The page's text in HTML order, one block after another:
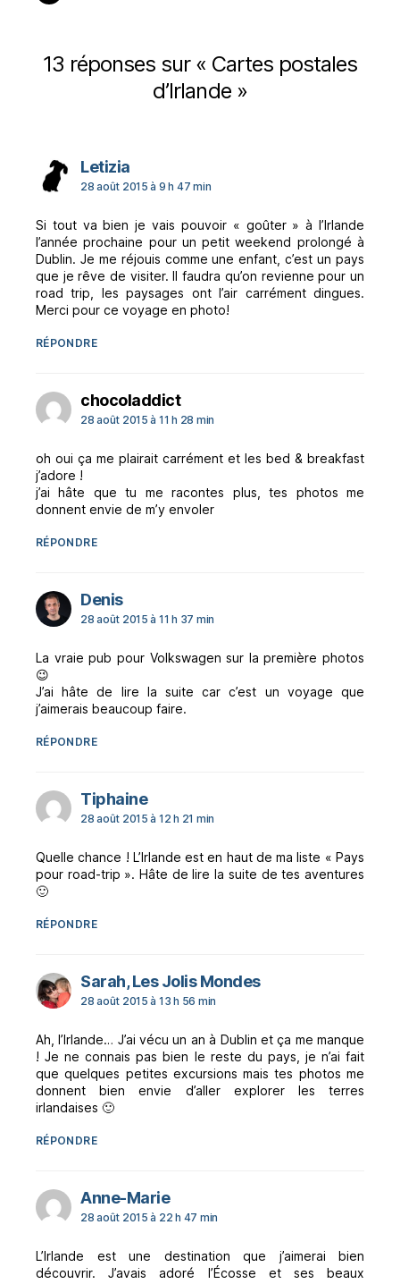
13 réponses sur « Cartes postales
d’Irlande »
Letiziadit :
28 août 2015 à 9 h 47 min
Si tout va bien je vais pouvoir « goûter » à l’Irlande
l’année prochaine pour un petit weekend prolongé à
Dublin. Je me réjouis comme une enfant, c’est un pays
que je rêve de visiter. Il faudra qu’on revienne pour un
road trip, les paysages ont l’air carrément dingues.
Merci pour ce voyage en photo!
RÉPONDRE
chocoladdictdit :
28 août 2015 à 11 h 28 min
oh oui ça me plairait carrément et les bed & breakfast
j’adore !
j’ai hâte que tu me racontes plus, tes photos me
donnent envie de m’y envoler
RÉPONDRE
Denisdit :
28 août 2015 à 11 h 37 min
La vraie pub pour Volkswagen sur la première photos
😉
J’ai hâte de lire la suite car c’est un voyage que
j’aimerais beaucoup faire.
RÉPONDRE
Tiphainedit :
28 août 2015 à 12 h 21 min
Quelle chance ! L’Irlande est en haut de ma liste « Pays
pour road-trip ». Hâte de lire la suite de tes aventures
🙂
RÉPONDRE
Sarah, Les Jolis Mondesdit :
28 août 2015 à 13 h 56 min
Ah, l’Irlande… J’ai vécu un an à Dublin et ça me manque
! Je ne connais pas bien le reste du pays, je n’ai fait
que quelques petites excursions mais tes photos me
donnent bien envie d’aller explorer les terres
irlandaises 🙂
RÉPONDRE
Anne-Mariedit :
28 août 2015 à 22 h 47 min
L’Irlande est une destination que j’aimerai bien
découvrir. J’avais adoré l’Écosse et ses beaux